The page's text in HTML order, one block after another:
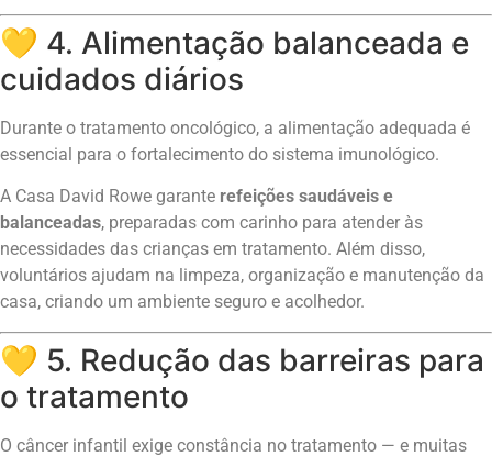
💛 4. Alimentação balanceada e
cuidados diários
Durante o tratamento oncológico, a alimentação adequada é
essencial para o fortalecimento do sistema imunológico.
A Casa David Rowe garante refeições saudáveis e
balanceadas, preparadas com carinho para atender às
necessidades das crianças em tratamento. Além disso,
voluntários ajudam na limpeza, organização e manutenção da
casa, criando um ambiente seguro e acolhedor.
💛 5. Redução das barreiras para
o tratamento
O câncer infantil exige constância no tratamento — e muitas